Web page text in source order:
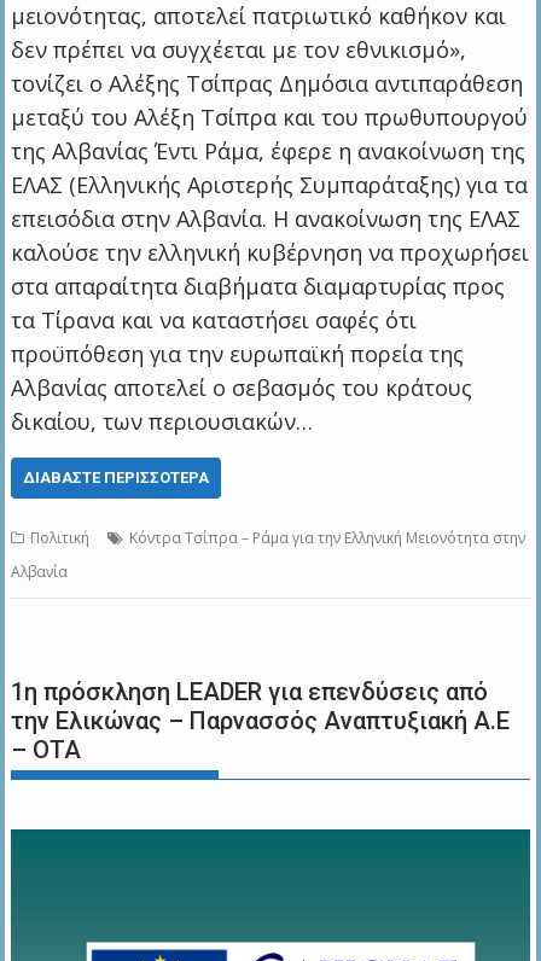
μειονότητας, αποτελεί πατριωτικό καθήκον και
δεν πρέπει να συγχέεται με τον εθνικισμό»,
τονίζει ο Αλέξης Τσίπρας Δημόσια αντιπαράθεση
μεταξύ του Αλέξη Τσίπρα και του πρωθυπουργού
της Αλβανίας Έντι Ράμα, έφερε η ανακοίνωση της
ΕΛΑΣ (Ελληνικής Αριστερής Συμπαράταξης) για τα
επεισόδια στην Αλβανία. H ανακοίνωση της ΕΛΑΣ
καλούσε την ελληνική κυβέρνηση να προχωρήσει
στα απαραίτητα διαβήματα διαμαρτυρίας προς
τα Τίρανα και να καταστήσει σαφές ότι
προϋπόθεση για την ευρωπαϊκή πορεία της
Αλβανίας αποτελεί ο σεβασμός του κράτους
δικαίου, των περιουσιακών…
ΔΙΑΒΆΣΤΕ ΠΕΡΙΣΣΌΤΕΡΑ
Πολιτική
Κόντρα Τσίπρα – Ράμα για την Ελληνική Μειονότητα στην
Αλβανία
1η πρόσκληση LEADER για επενδύσεις από
την Ελικώνας – Παρνασσός Αναπτυξιακή Α.Ε
– ΟΤΑ